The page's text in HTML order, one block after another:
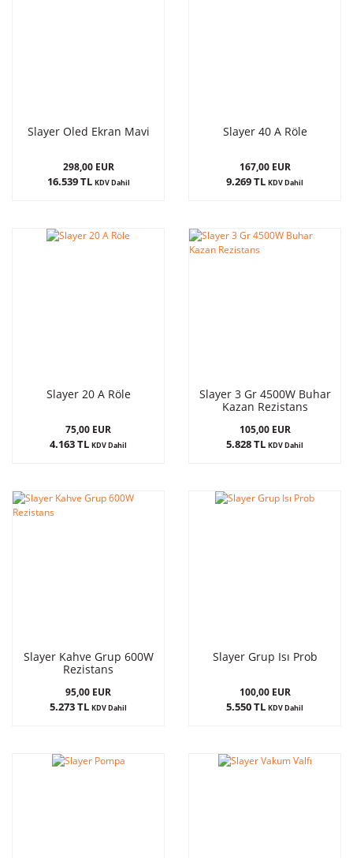
Slayer Oled Ekran Mavi
298,00 EUR
16.539 TL KDV Dahil
Slayer 40 A Röle
167,00 EUR
9.269 TL KDV Dahil
Slayer 20 A Röle
75,00 EUR
4.163 TL KDV Dahil
Slayer 3 Gr 4500W Buhar
Kazan Rezistans
105,00 EUR
5.828 TL KDV Dahil
Slayer Kahve Grup 600W
Rezistans
95,00 EUR
5.273 TL KDV Dahil
Slayer Grup Isı Prob
100,00 EUR
5.550 TL KDV Dahil